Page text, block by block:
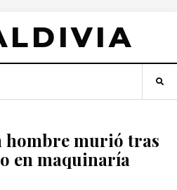
hombre murió tras
en maquinaría